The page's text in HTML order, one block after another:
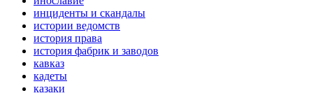
инциденты и скандалы
истории ведомств
история права
история фабрик и заводов
кавказ
кадеты
казаки